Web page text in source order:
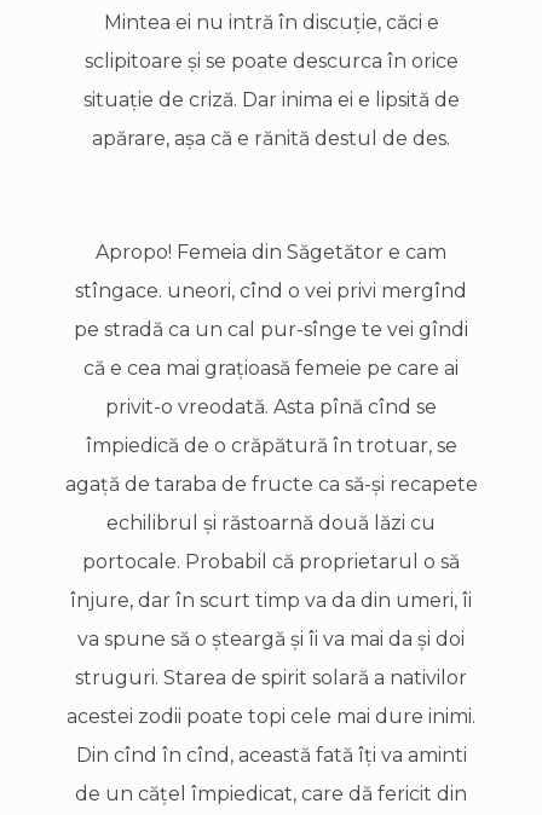
Mintea ei nu intră în discuţie, căci e
sclipitoare şi se poate descurca în orice
situaţie de criză. Dar inima ei e lipsită de
apărare, aşa că e rănită destul de des.
Apropo! Femeia din Săgetător e cam
stîngace. uneori, cînd o vei privi mergînd
pe stradă ca un cal pur-sînge te vei gîndi
că e cea mai graţioasă femeie pe care ai
privit-o vreodată. Asta pînă cînd se
împiedică de o crăpătură în trotuar, se
agaţă de taraba de fructe ca să-şi recapete
echilibrul şi răstoarnă două lăzi cu
portocale. Probabil că proprietarul o să
înjure, dar în scurt timp va da din umeri, îi
va spune să o şteargă şi îi va mai da şi doi
struguri. Starea de spirit solară a nativilor
acestei zodii poate topi cele mai dure inimi.
Din cînd în cînd, această fată îţi va aminti
de un căţel împiedicat, care dă fericit din